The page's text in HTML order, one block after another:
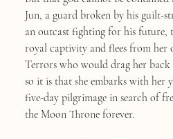
Jun, a guard broken by his guilt-
an outcast fighting for his future,
royal captivity and flees from
Terrors who would drag her
so it is that she embarks with her
five-day pilgrimage in search of
the Moon Throne forever.